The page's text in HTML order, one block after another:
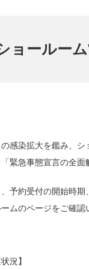
ョールー
感染拡大を鑑み、シ
緊急事態宣言の全面
予約受付の開始時期
ムのページをご確認
況】